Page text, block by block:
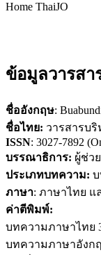
Home ThaiJO
ข้อมูลวารสา
ชื่ออังกฤษ:
ชื่อไทย: วารสารบ
ISSN: 3027-7892
บรรณาธิการ: ผู้ช่ว
ประเภทบทความ:
ภาษา: ภาษาไทย แ
ค่าตีพิมพ์:
บทความภาษาไทย
บทความภาษาอังก